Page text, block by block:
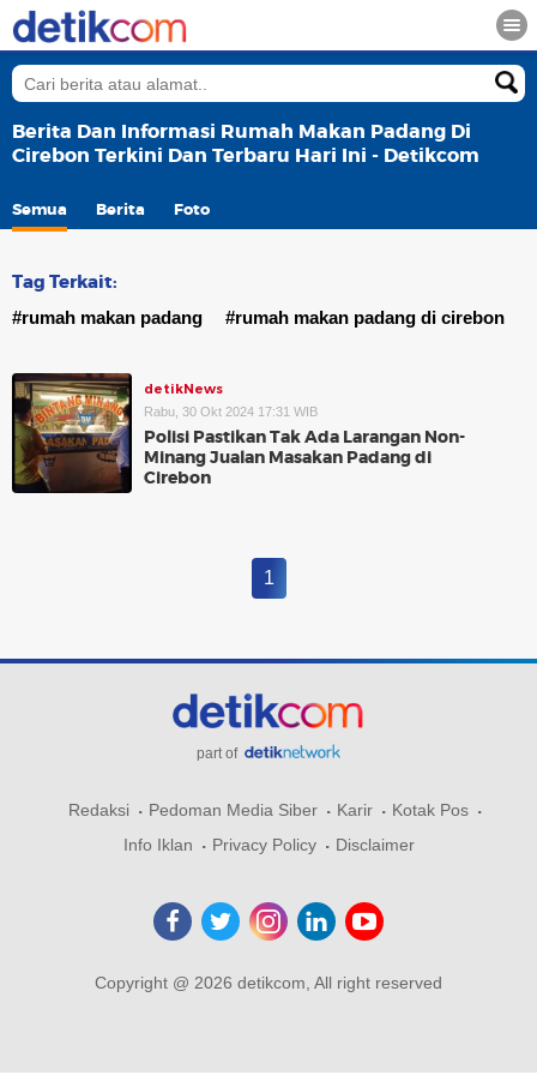
Berita Dan Informasi Rumah Makan Padang Di
Cirebon Terkini Dan Terbaru Hari Ini - Detikcom
Semua Berita Foto
Tag Terkait:
#rumah makan padang #rumah makan padang di cirebon
detikNews
Rabu, 30 Okt 2024 17:31 WIB
Polisi Pastikan Tak Ada Larangan Non-
Minang Jualan Masakan Padang di
Cirebon
1
part of
Redaksi Pedoman Media Siber Karir
Kotak Pos
Info Iklan
Privacy Policy Disclaimer
Copyright @ 2026 detikcom, All right reserved